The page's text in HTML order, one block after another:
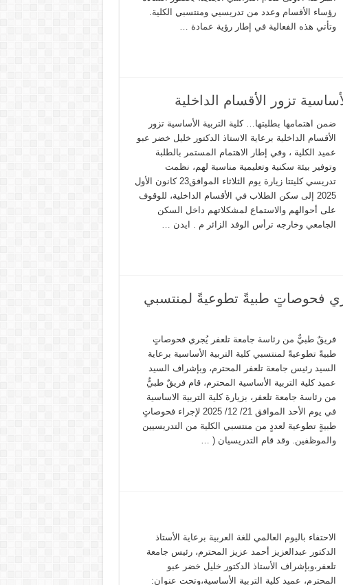
رؤساء الأقسام وعدد من تدريسيي ومنتسبي الكلية.
وتأتي هذه الفعالية في إطار رؤية عمادة …
تزور الأقسام الداخلية
ضمن اهتمامها بطلبتها… كلية التربية الأساسية تزور
الأقسام الداخلية برعاية الاستاذ الدكتور خليل خضر عبو
عميد الكلية ، وفي إطار الاهتمام المستمر بالطلبة
وتوفير بيئة سكنية وتعليمية مناسبة لهم، نظمت
تدريسي كليتتا زيارة يوم الثلاثاء الموافق23 كانون الأول
2025 إلى سكن الطلاب في الأقسام الداخلية، للوقوف
على أحوالهم والاستماع لمشكلاتهم داخل السكن
الجامعي وخارجه ترأس الوفد الزائر م . ايدن …
فحوصاتٍ طبيةً تطوعيةً لمنتسبي
فريقٌ طبيٌّ من رئاسة جامعة تلعفر يُجري فحوصاتٍ
طبيةً تطوعيةً لمنتسبي كلية التربية الأساسية برعاية
السيد رئيس جامعة تلعفر المحترم، وبإشراف السيد
عميد كلية التربية الأساسية المحترم، قام فريقٌ طبيٌّ
من رئاسة جامعة تلعفر، بزيارة كلية التربية الاساسية
في يوم الأحد الموافق 21/ 12/ 2025 لإجراء فحوصاتٍ
طبيةٍ تطوعية لعددٍ من منتسبي الكلية من التدريسيين
والموظفين. وقد قام التدريسيان ( …
الاحتفاء باليوم العالمي للغة العربية برعاية الأستاذ
الدكتور عبدالعزيز أحمد عزيز المحترم، رئيس جامعة
تلعفر،وبإشراف الأستاذ الدكتور خليل خضر عبو
المحترم، عميد كلية التربية الأساسية،وتحت عنوان: